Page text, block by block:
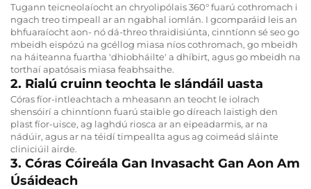
Tugann teicneolaíocht an chryolipólais 360° fuarú cothromach i
ngach treo timpeall ar an ngabhal iomlán. I gcomparáid leis an
bhfuaraíocht aon- nó dá-threo thraidisiúnta, cinntíonn sé seo go
mbeidh eispózú na gcéllog miasa níos cothromach, go mbeidh
na háiteanna fuartha 'dhiobháilte' a dhíbirt, agus go mbeidh na
torthaí apatósais miasa feabhsaithe.
2. Rialú cruinn teochta le slándáil uasta
Córas fíor-intleachtach a mheasann an teocht le iolrach
shensóirí a chinntíonn fuarú staible go díreach laistigh den
plast fíor-uisce, ag laghdú riosca ar an eipeadarmis, ar na
nádúir, agus ar na téidí timpeallta agus ag coimeád sláinte
cliniciúil airde.
3. Córas Cóireála Gan Invasacht Gan Aon Am
Úsáideach